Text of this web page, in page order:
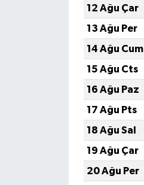
12 Ağu Çar
13 Ağu Per
14 Ağu Cum
15 Ağu Cts
16 Ağu Paz
17 Ağu Pts
18 Ağu Sal
19 Ağu Çar
20 Ağu Per